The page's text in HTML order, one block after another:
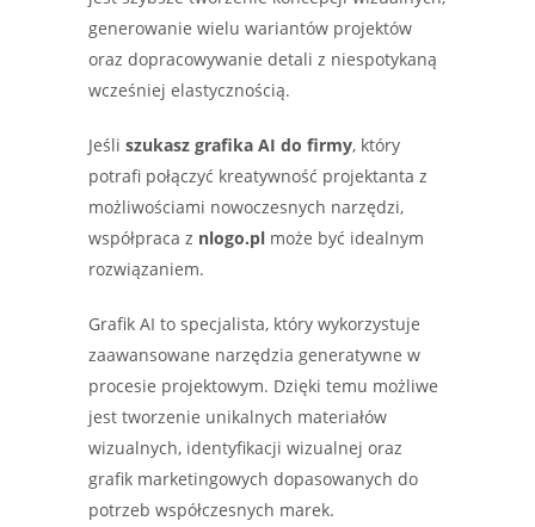
generowanie wielu wariantów projektów
oraz dopracowywanie detali z niespotykaną
wcześniej elastycznością.
Jeśli szukasz grafika AI do firmy, który
potrafi połączyć kreatywność projektanta z
możliwościami nowoczesnych narzędzi,
współpraca z nlogo.pl może być idealnym
rozwiązaniem.
Grafik AI to specjalista, który wykorzystuje
zaawansowane narzędzia generatywne w
procesie projektowym. Dzięki temu możliwe
jest tworzenie unikalnych materiałów
wizualnych, identyfikacji wizualnej oraz
grafik marketingowych dopasowanych do
potrzeb współczesnych marek.